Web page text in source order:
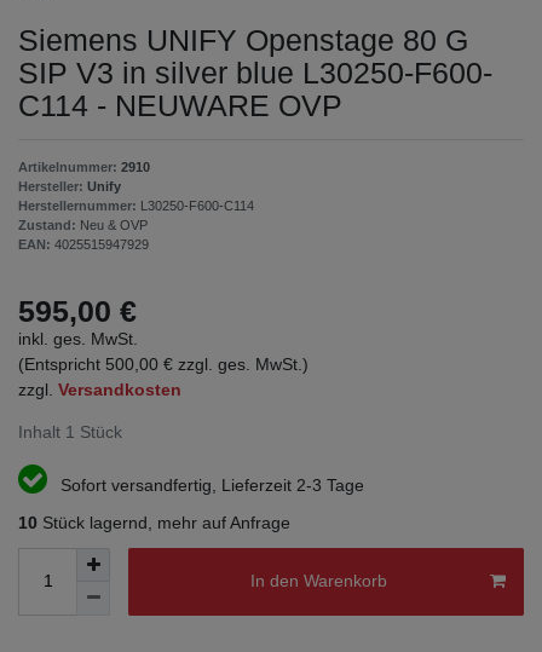
Siemens UNIFY Openstage 80 G
SIP V3 in silver blue L30250-F600-
C114 - NEUWARE OVP
Artikelnummer: 2910
Hersteller: Unify
Herstellernummer: L30250-F600-C114
Zustand: Neu & OVP
EAN: 4025515947929
595,00 €
inkl. ges. MwSt.
(Entspricht 500,00 € zzgl. ges. MwSt.)
zzgl. Versandkosten
Inhalt 1 Stück
Sofort versandfertig, Lieferzeit 2-3 Tage
10 Stück lagernd, mehr auf Anfrage
In den Warenkorb